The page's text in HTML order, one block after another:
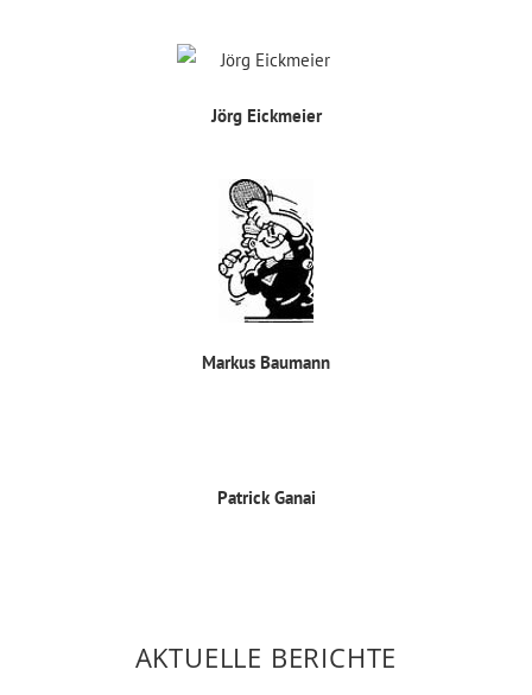
Jörg Eickmeier
Markus Baumann
Patrick Ganai​
AKTUELLE BERICHTE